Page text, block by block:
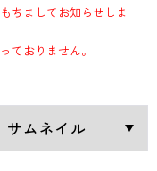
ちましてお知らせしま
ておりません。